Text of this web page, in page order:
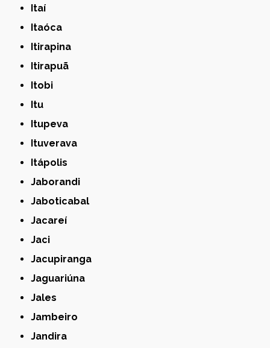
Itaí
Itaóca
Itirapina
Itirapuã
Itobi
Itu
Itupeva
Ituverava
Itápolis
Jaborandi
Jaboticabal
Jacareí
Jaci
Jacupiranga
Jaguariúna
Jales
Jambeiro
Jandira